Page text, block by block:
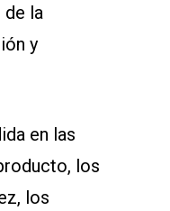
la
y
en las
los
los